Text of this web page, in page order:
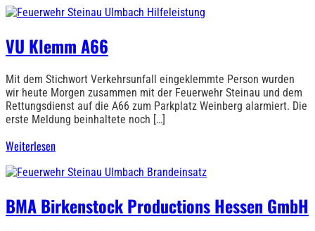
VU Klemm A66
Mit dem Stichwort Verkehrsunfall eingeklemmte Person wurden
wir heute Morgen zusammen mit der Feuerwehr Steinau und dem
Rettungsdienst auf die A66 zum Parkplatz Weinberg alarmiert. Die
erste Meldung beinhaltete noch […]
Weiterlesen
BMA Birkenstock Productions Hessen GmbH